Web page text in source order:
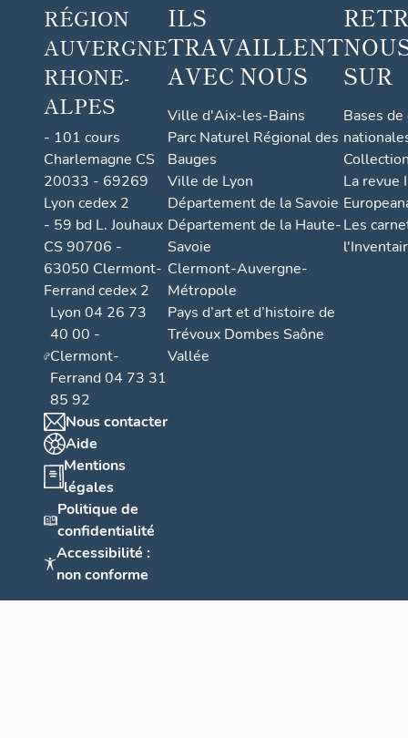
RÉGION
AUVERGNE
RHONE-
ALPES
- 101 cours
Charlemagne CS
20033 - 69269
Lyon cedex 2
- 59 bd L. Jouhaux
CS 90706 -
63050 Clermont-
Ferrand cedex 2
Lyon 04 26 73
40 00 -
Clermont-
Ferrand 04 73 31
85 92
Nous contacter
Aide
Mentions
légales
Politique de
confidentialité
Accessibilité :
non conforme
ILS
TRAVAILLENT
AVEC NOUS
Ville d'Aix-les-Bains
Parc Naturel Régional des
Bauges
Ville de Lyon
Département de la Savoie
Département de la Haute-
Savoie
Clermont-Auvergne-
Métropole
Pays d’art et d’histoire de
Trévoux Dombes Saône
Vallée
SUR
Bases
La revue
Les